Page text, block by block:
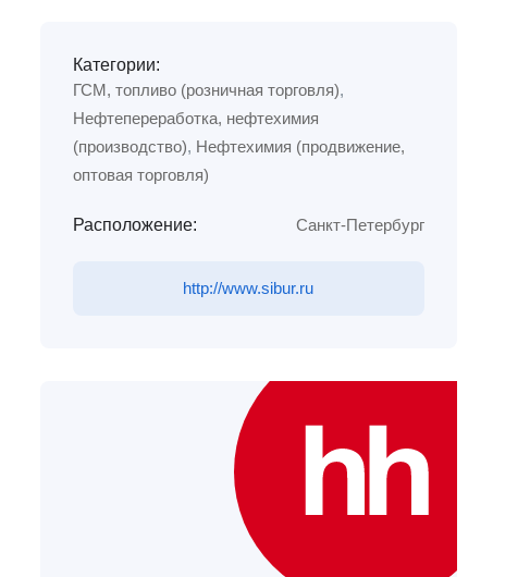
Категории:
ГСМ, топливо (розничная торговля),
Нефтепереработка, нефтехимия
(производство), Нефтехимия (продвижение,
оптовая торговля)
Расположение: Санкт-Петербург
http://www.sibur.ru